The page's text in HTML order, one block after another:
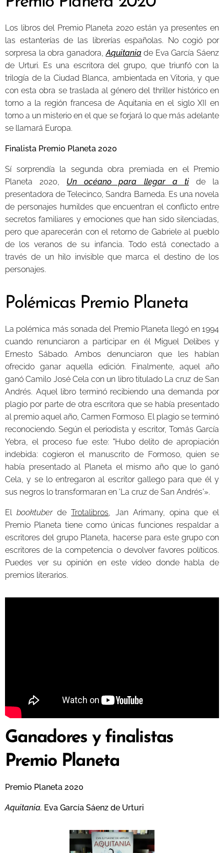
Los libros del Premio Planeta 2020 están ya presentes en
las estanterías de las librerías españolas. No cogió por
sorpresa la obra ganadora,Aquitaniade Eva García Sáenz
de Urturi. Es una escritora del grupo, que triunfó con la
trilogía de la Ciudad Blanca, ambientada en Vitoria, y que
con esta obra se traslada al género del thriller histórico en
torno a la región francesa de Aquitania en el siglo XII en
torno a un misterio en el que se forjará lo que más adelante
se llamará Europa.
Finalista Premio Planeta 2020
Sí sorprendía la segunda obra premiada en el Premio
Planeta 2020, Un océano para llegar a tide la
presentadora de Telecinco, Sandra Barneda. Es una novela
de personajes humildes que encuentran el conflicto entre
secretos familiares y emociones que han sido silenciadas,
pero que aparecerán con el retorno de Gabriele al pueblo
de los veranos de su infancia. Todo está conectado a
través de un hilo invisible que marca el destino de los
personajes.
Polémicas Premio Planeta
La polémica más sonada del Premio Planeta llegó en 1994
cuando renunciaron a participar en él Miguel Delibes y
Ernesto Sábado. Ambos denunciaron que les habían
ofrecido ganar aquella edición. Finalmente, aquel año
ganó Camilo José Cela con un libro titulado La cruz de San
Andrés. Aquel libro terminó recibiendo una demanda por
plagio por parte de otra escritora que se había presentado
al premio aquel año, Carmen Formoso. El plagio se terminó
reconociendo. Según el periodista y escritor, Tomás García
Yebra, el proceso fue este: "Hubo delito de apropiación
indebida: cogieron el manuscrito de Formoso, quien se
había presentado al Planeta el mismo año que lo ganó
Cela, y se lo entregaron al escritor gallego para que él y
sus negros lo transformaran en 'La cruz de San Andrés'».
ElbooktuberdeTrotalibros, Jan Arimany, opina que el
Premio Planeta tiene como únicas funciones respaldar a
escritores del grupo Planeta, hacerse para este grupo con
escritores de la competencia o devolver favores políticos.
Puedes ver su opinión en este vídeo donde habla de
premios literarios.
Ganadores y finalistas
Premio Planeta
Premio Planeta 2020
Aquitania. Eva García Sáenz de Urturi